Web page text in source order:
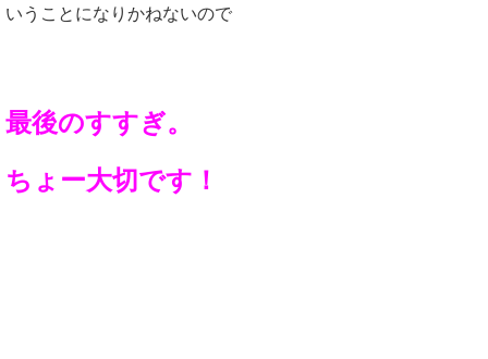
いうことになりかねないので
最後のすすぎ。
ちょー大切です！